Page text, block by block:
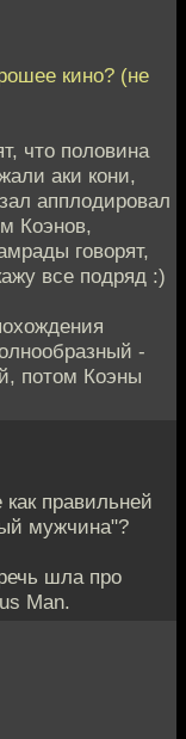
кино? (не
что половина
аки кони,
апплодировал
Коэнов,
говорят,
все подряд :)
-
потом Коэны
правильней
мужчина"?
шла про
Man.